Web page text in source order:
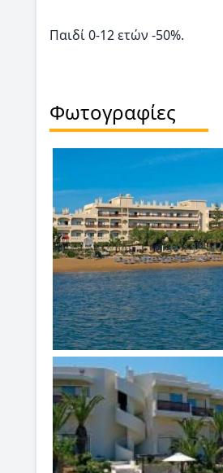
Παιδί 0-12 ετών -50%.
Φωτογραφίες